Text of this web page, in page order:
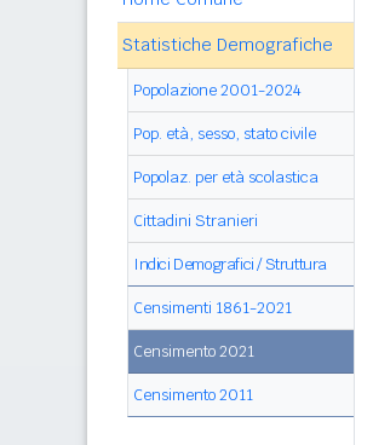
Statistiche Demografiche
Popolazione 2001-2024
Pop. età, sesso, stato civile
Popolaz. per età scolastica
Cittadini Stranieri
Indici Demografici / Struttura
Censimenti 1861-2021
Censimento 2021
Censimento 2011